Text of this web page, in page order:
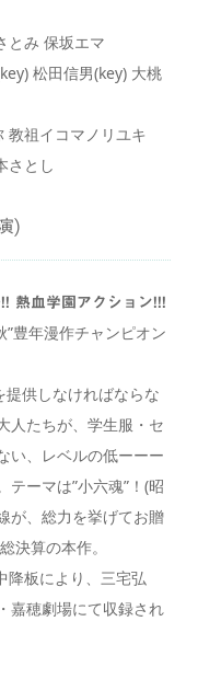
とみ 保坂エマ
松田信男(key) 大桃
教祖イコマノリユキ
さとし
演)
熱血学園アクション!!!
豊年漫作チャンピオン
提供しなければならな
人たちが、学生服・セ
い、レベルの低ーーー
ーマは”小六魂”！(昭
が、総力を挙げてお贈
決算の本作。
板により、三宅弘
嘉穂劇場にて収録され